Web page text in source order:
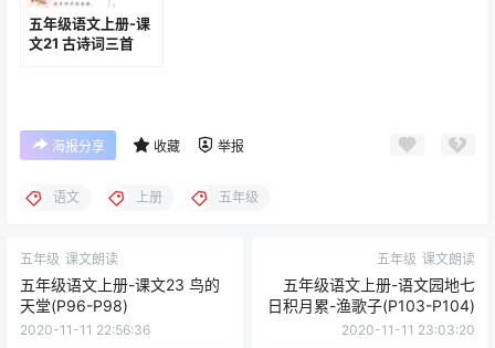
五年级语文上册-课
文21 古诗词三首
海报分享 收藏 举报
语文 上册 五年级
五年级 课文朗读
五年级语文上册-课文23 鸟的
天堂(P96-P98)
2020-11-11 22:56:36
五年级 课文朗读
五年级语文上册-语文园地七
日积月累-渔歌子(P103-P104)
2020-11-11 23:03:20